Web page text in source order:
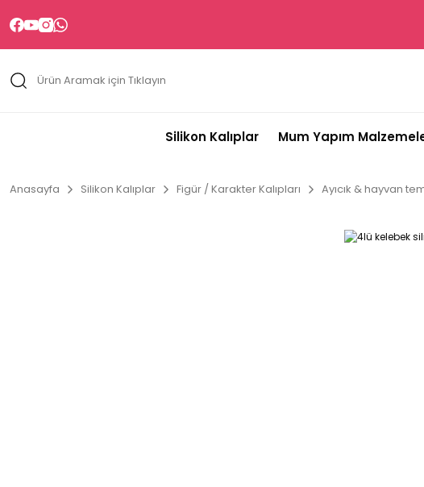
Silikon Kalıplar Mum Yapım
Anasayfa Silikon Kalıplar Figür / Karakter Kalıpları Ayıcık & hayvan